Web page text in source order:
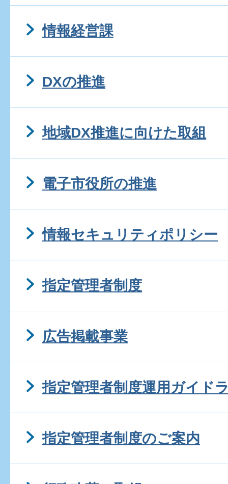
情報経営課
DXの推進
地域DX推進に向けた取組
電子市役所の推進
情報セキュリティポリシー
指定管理者制度
広告掲載事業
指定管理者制度運用ガイド
指定管理者制度のご案内